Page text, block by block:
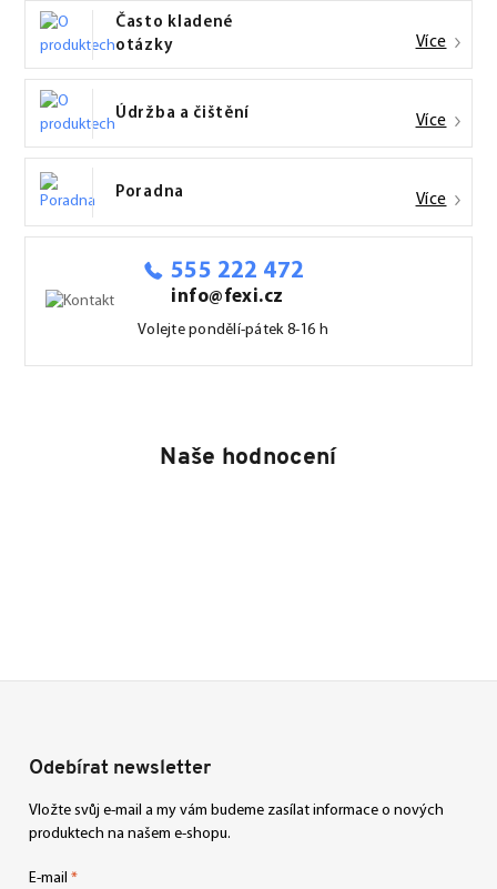
Často kladené
otázky
Více
Údržba a čištění Více
Poradna Více
555 222 472
info@fexi.cz
Volejte pondělí-pátek 8-16 h
Naše hodnocení
Odebírat newsletter
Vložte svůj e-mail a my vám budeme zasílat informace o nových
produktech na našem e-shopu.
E-mail